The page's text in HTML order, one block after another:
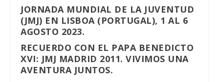
JORNADA MUNDIAL DE LA JUVENTUD
(JMJ) EN LISBOA (PORTUGAL), 1 AL 6
AGOSTO 2023.
RECUERDO CON EL PAPA BENEDICTO
XVI: JMJ MADRID 2011. VIVIMOS UNA
AVENTURA JUNTOS.